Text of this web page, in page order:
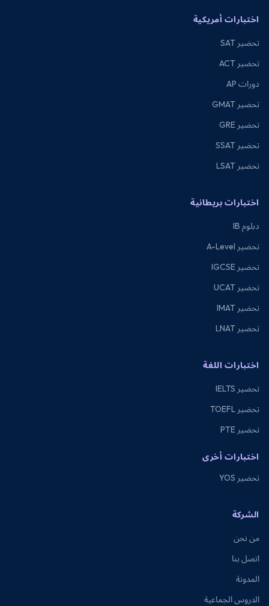
اختبارات أمريكية
تحضير SAT
تحضير ACT
دورات AP
تحضير GMAT
تحضير GRE
تحضير SSAT
تحضير LSAT
اختبارات بريطانية
دبلوم IB
تحضير A-Level
تحضير IGCSE
تحضير UCAT
تحضير IMAT
تحضير LNAT
اختبارات اللغة
تحضير IELTS
تحضير TOEFL
تحضير PTE
اختبارات أخرى
تحضير YOS
الشركة
من نحن
اتصل بنا
المدونة
الدروس الجماعية